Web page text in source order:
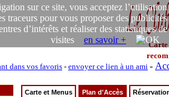
sur ce site, vous acceptez l’utilisation
traceurs pour vous proposer des publicités
d’intérêts et réaliser des statistiques de
visites en savoir +
Carte
dans vos favoris - envoyer ce lien à un ami -
Carte et Menus Plan d'Accès